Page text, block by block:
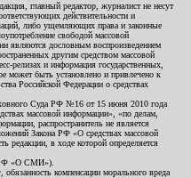
главный редактор, журналист не несут
действительности и
либо ущемляющих права и законные
свободой массовой
являются дословным воспроизведением
другим средством массовой
релизах и информация государственных,
может быть установлено и привлечено к
Российской Федерации о средствах
Суда РФ №16 от 15 июня 2010 года
массовой информации», «по делам,
распространитель не является
Закона РФ «О средствах массовой
редакции, в ходе которой определяется
РФ «О СМИ»).
компенсации морального вреда